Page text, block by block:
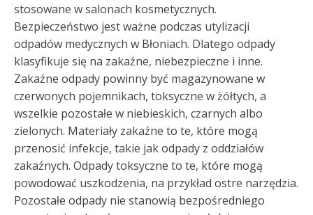
stosowane w salonach kosmetycznych.
Bezpieczeństwo jest ważne podczas utylizacji
odpadów medycznych w Błoniach. Dlatego odpady
klasyfikuje się na zakaźne, niebezpieczne i inne.
Zakaźne odpady powinny być magazynowane w
czerwonych pojemnikach, toksyczne w żółtych, a
wszelkie pozostałe w niebieskich, czarnych albo
zielonych. Materiały zakaźne to te, które mogą
przenosić infekcje, takie jak odpady z oddziałów
zakaźnych. Odpady toksyczne to te, które mogą
powodować uszkodzenia, na przykład ostre narzędzia.
Pozostałe odpady nie stanowią bezpośredniego